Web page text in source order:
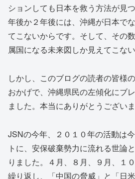
ションしても日本を救う方法が見
年後か２年後には、沖縄が日本で
てこないからです。そして、その
属国になる未来図しか見えてこない
しかし、このブログの読者の皆様
おかげで、沖縄県民の左傾化にブ
ました。本当にありがとうございま
JSNの今年、２０１０年の活動は
トに、安保破棄勢力に流れる世論
りました。４月、８月、９月、１
繰り返し、「中国の脅威」と「日